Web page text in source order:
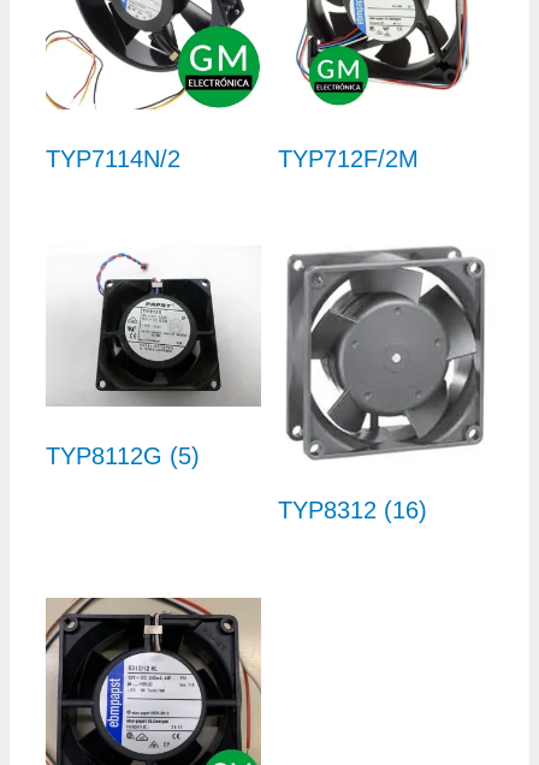
TYP7114N/2 TYP712F/2M
TYP8112G (5)
TYP8312 (16)